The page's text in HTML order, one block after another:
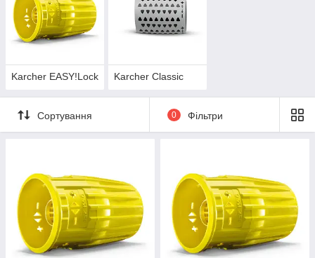
Karcher EASY!Lock Karcher Classic
Сортування 0 Фільтри